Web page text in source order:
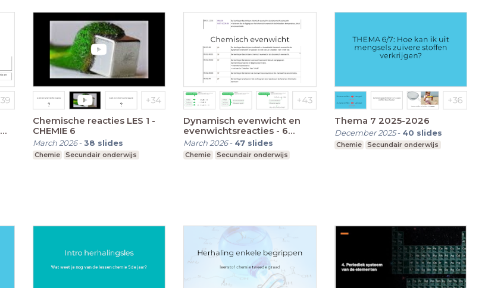
Chemische reacties LES 1 -
CHEMIE 6
March 2026-38 slides
Chemie Secundair onderwijs
Dynamisch evenwicht en
evenwichtsreacties - 6
CHEMIE MAJOR 2025
March 2026- 47 slides
Chemie Secundair onderwijs
Thema 7 2025-2026
December 2025- 40 slides
Chemie Secundair onderwijs